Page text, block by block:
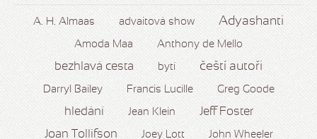
A. H. Almaas advaitová show Adyashanti
Amoda Maa Anthony de Mello
bezhlavá cesta bytí čeští autoři
Darryl Bailey Francis Lucille Greg Goode
hledání Jean Klein Jeff Foster
Joan Tollifson Joey Lott John Wheeler